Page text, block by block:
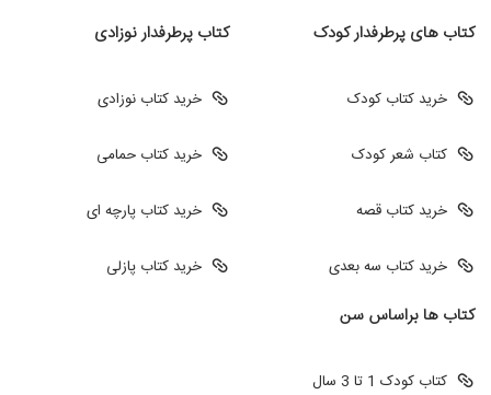
کتاب های پرطرفدار کودک
خرید کتاب کودک
کتاب شعر کودک
خرید کتاب قصه
خرید کتاب سه بعدی
کتاب پرطرفدار نوزادی
خرید کتاب نوزادی
خرید کتاب حمامی
خرید کتاب پارچه ای
خرید کتاب پازلی
کتاب ها براساس سن
کتاب کودک 1 تا 3 سال